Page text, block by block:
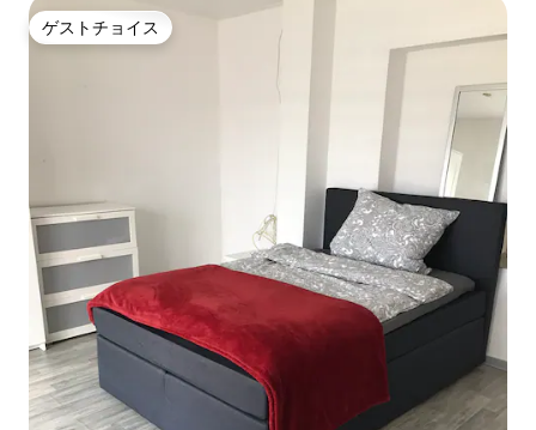
ゲストチョイス
ゲストチョイス